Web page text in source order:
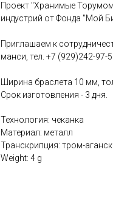
Проект "Хранимые
индустрий от Фонда "Мой
Приглашаем к
манси, тел. +7 (929)242-97-
Ширина браслета 10 мм,
Срок изготовления - 3 дня.
Технология: чеканка
Материал: металл
Транскрипция: тром-
Weight: 4 g